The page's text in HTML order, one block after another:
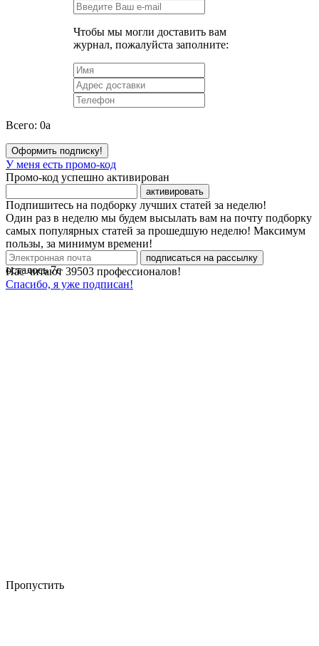
Чтобы мы могли доставить вам
журнал, пожалуйста заполните:
Всего: 0a
Оформить подписку!
У меня есть промо-код
Промо-код успешно активирован
активировать
Подпишитесь на подборку лучших статей за неделю!
Один раз в неделю мы будем высылать вам на почту подборку
самых популярных статей за прошедшую неделю! Максимум
пользы, за минимум времени!
подписаться на рассылку
Нас читают 39503 профессионалов!
Спасибо, я уже подписан!
осталось7с
Пропустить